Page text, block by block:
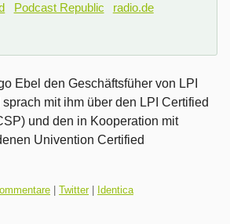
Podcast Republic
radio.de
Ebel den Geschäftsfüher von LPI
mit ihm über den LPI Certified
und den in Kooperation mit
Univention Certified
Twitter| Identica